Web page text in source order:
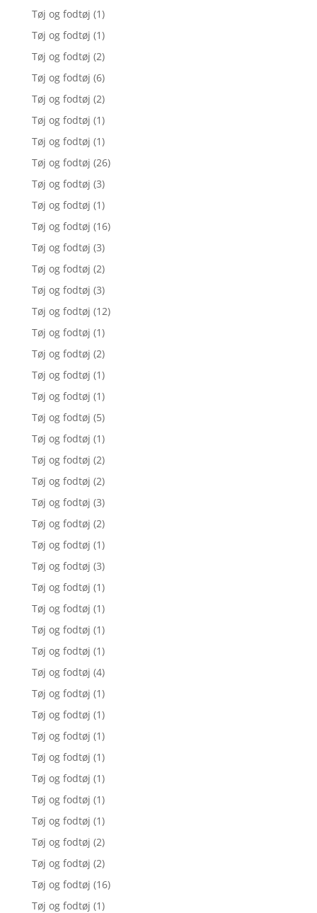
Tøj og fodtøj (1)
Tøj og fodtøj (1)
Tøj og fodtøj (2)
Tøj og fodtøj (6)
Tøj og fodtøj (2)
Tøj og fodtøj (1)
Tøj og fodtøj (1)
Tøj og fodtøj (26)
Tøj og fodtøj (3)
Tøj og fodtøj (1)
Tøj og fodtøj (16)
Tøj og fodtøj (3)
Tøj og fodtøj (2)
Tøj og fodtøj (3)
Tøj og fodtøj (12)
Tøj og fodtøj (1)
Tøj og fodtøj (2)
Tøj og fodtøj (1)
Tøj og fodtøj (1)
Tøj og fodtøj (5)
Tøj og fodtøj (1)
Tøj og fodtøj (2)
Tøj og fodtøj (2)
Tøj og fodtøj (3)
Tøj og fodtøj (2)
Tøj og fodtøj (1)
Tøj og fodtøj (3)
Tøj og fodtøj (1)
Tøj og fodtøj (1)
Tøj og fodtøj (1)
Tøj og fodtøj (1)
Tøj og fodtøj (4)
Tøj og fodtøj (1)
Tøj og fodtøj (1)
Tøj og fodtøj (1)
Tøj og fodtøj (1)
Tøj og fodtøj (1)
Tøj og fodtøj (1)
Tøj og fodtøj (1)
Tøj og fodtøj (2)
Tøj og fodtøj (2)
Tøj og fodtøj (16)
Tøj og fodtøj (1)